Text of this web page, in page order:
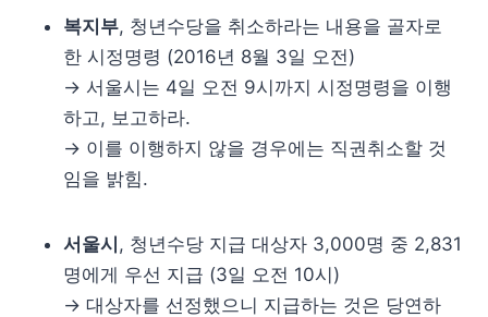
복지부, 청년수당을 취소하라는 내용을 골자로
한 시정명령 (2016년 8월 3일 오전)
→ 서울시는 4일 오전 9시까지 시정명령을 이행
하고, 보고하라.
→ 이를 이행하지 않을 경우에는 직권취소할 것
임을 밝힘.
서울시 , 청년수당 지급 대상자 3,000명 중 2,831
명에게 우선 지급 (3일 오전 10시)
→ 대상자를 선정했으니 지급하는 것은 당연하